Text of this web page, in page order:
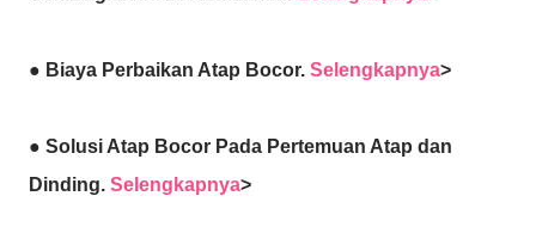
● Biaya Perbaikan Atap Bocor. Selengkapnya>
● Solusi Atap Bocor Pada Pertemuan Atap dan
Dinding. Selengkapnya>